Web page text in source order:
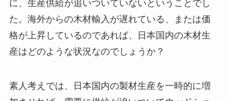
に、生産供給が追いついていないということでし
た。海外からの木材輸入が遅れている、または価
格が上昇しているのであれば、日本国内の木材生
産はどのような状況なのでしょうか？
素人考えでは、日本国内の製材生産を一時的に増